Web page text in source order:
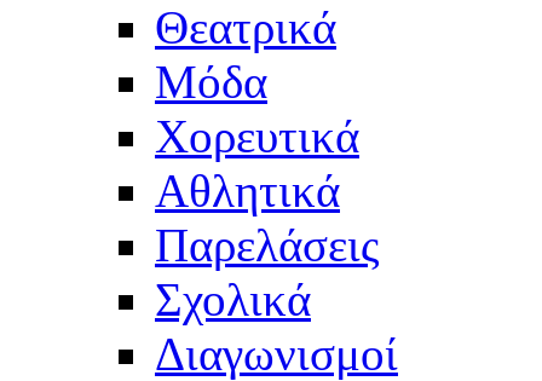
Θεατρικά
Μόδα
Χορευτικά
Αθλητικά
Παρελάσεις
Σχολικά
Διαγωνισμοί